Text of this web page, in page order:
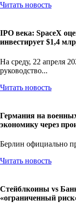
Читать новость
IPO века: SpaceX
инвестирует $1,4
На среду, 22 апреля
руководство...
Читать новость
Германия на
экономику через
Берлин официально
Читать новость
Стейблкоины vs
«ограниченный